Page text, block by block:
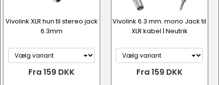
Vivolink XLR hun til stereo jack
6.3mm
Fra 159 DKK
Vivolink 6.3 mm. mono Jack til
XLR kabel | Neutrik
Fra 159 DKK